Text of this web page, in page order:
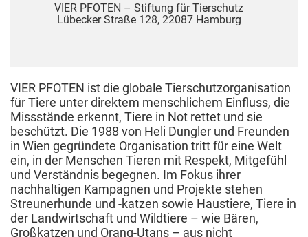
VIER PFOTEN – Stiftung für Tierschutz
Lübecker Straße 128, 22087 Hamburg
VIER PFOTEN ist die globale Tierschutzorganisation
für Tiere unter direktem menschlichem Einfluss, die
Missstände erkennt, Tiere in Not rettet und sie
beschützt. Die 1988 von Heli Dungler und Freunden
in Wien gegründete Organisation tritt für eine Welt
ein, in der Menschen Tieren mit Respekt, Mitgefühl
und Verständnis begegnen. Im Fokus ihrer
nachhaltigen Kampagnen und Projekte stehen
Streunerhunde und -katzen sowie Haustiere, Tiere in
der Landwirtschaft und Wildtiere – wie Bären,
Großkatzen und Orang-Utans – aus nicht